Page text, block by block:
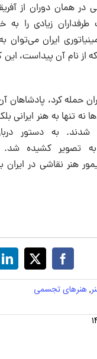
در همان دوران از
طرفداران زیادی را
ایران می‌توان
از نام آن پیداست،
حمله کرد، پادشاهان
نه تنها به هنر ایرانی
شدند. به دستور
به تصویر کشیده شد.
هنر نقاشی در
,هنرهای تجسمی